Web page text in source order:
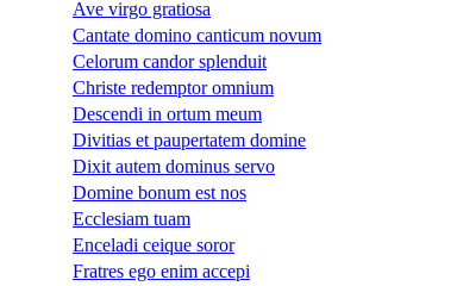
Ave virgo gratiosa
Cantate domino canticum novum
Celorum candor splenduit
Christe redemptor omnium
Descendi in ortum meum
Divitias et paupertatem domine
Dixit autem dominus servo
Domine bonum est nos
Ecclesiam tuam
Enceladi ceique soror
Fratres ego enim accepi